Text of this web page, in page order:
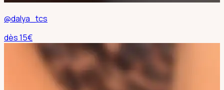
@dalya_tcs
dès15€